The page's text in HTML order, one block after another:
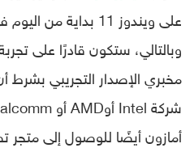
على ويندوز 11 بداية
وبالتالي، ستكون قادرًا على
مخبري الإصدار التجريبي بشرط
أمازون أيضًا للوصول إلى متجر